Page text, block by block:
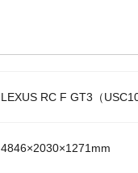
LEXUS RC F GT3（USC10
4846×2030×1271mm